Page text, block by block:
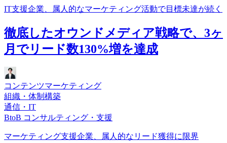
IT支援企業、属人的なマーケティング活動で目標未達が続く
徹底したオウンドメディア戦略で、3ヶ
月でリード数130%増を達成
コンテンツマーケティング
組織・体制構築
通信・IT
BtoB コンサルティング・支援
マーケティング支援企業、属人的なリード獲得に限界